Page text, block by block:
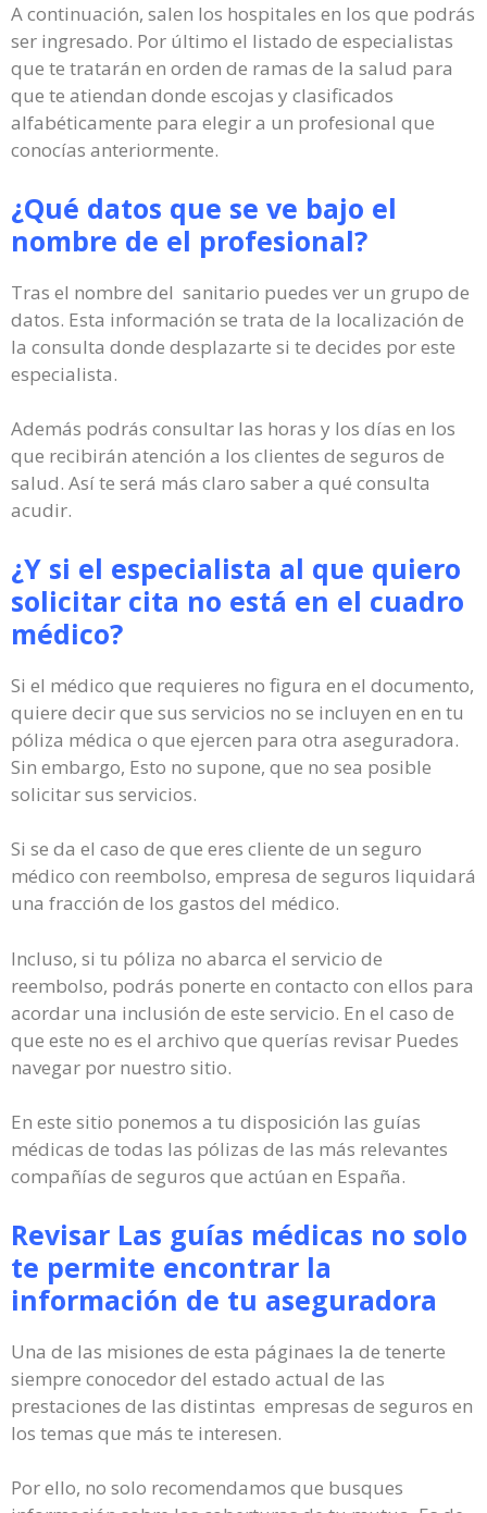
A continuación, salen los hospitales en los que podrás
ser ingresado. Por último el listado de especialistas
que te tratarán en orden de ramas de la salud para
que te atiendan donde escojas y clasificados
alfabéticamente para elegir a un profesional que
conocías anteriormente.
¿Qué datos que se ve bajo el
nombre de el profesional?
Tras el nombre del sanitario puedes ver un grupo de
datos. Esta información se trata de la localización de
la consulta donde desplazarte si te decides por este
especialista.
Además podrás consultar las horas y los días en los
que recibirán atención a los clientes de seguros de
salud. Así te será más claro saber a qué consulta
acudir.
¿Y si el especialista al que quiero
solicitar cita no está en el cuadro
médico?
Si el médico que requieres no figura en el documento,
quiere decir que sus servicios no se incluyen en en tu
póliza médica o que ejercen para otra aseguradora.
Sin embargo, Esto no supone, que no sea posible
solicitar sus servicios.
Si se da el caso de que eres cliente de un seguro
médico con reembolso, empresa de seguros liquidará
una fracción de los gastos del médico.
Incluso, si tu póliza no abarca el servicio de
reembolso, podrás ponerte en contacto con ellos para
acordar una inclusión de este servicio. En el caso de
que este no es el archivo que querías revisar Puedes
navegar por nuestro sitio.
En este sitio ponemos a tu disposición las guías
médicas de todas las pólizas de las más relevantes
compañías de seguros que actúan en España.
Revisar Las guías médicas no solo
te permite encontrar la
información de tu aseguradora
Una de las misiones de esta páginaes la de tenerte
siempre conocedor del estado actual de las
prestaciones de las distintas empresas de seguros en
los temas que más te interesen.
Por ello, no solo recomendamos que busques